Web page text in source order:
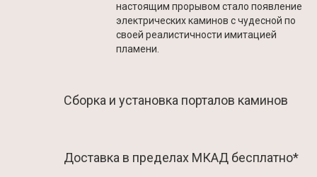
настоящим прорывом стало появление
электрических каминов с чудесной по
своей реалистичности имитацией
пламени.
Сборка и установка порталов каминов
Доставка в пределах МКАД бесплатно*